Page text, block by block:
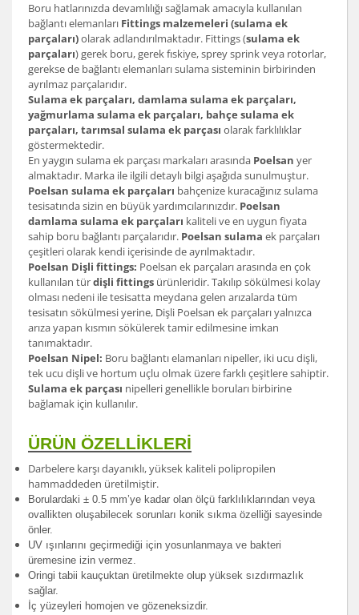
Boru hatlarınızda devamlılığı sağlamak amacıyla kullanılan
bağlantı elemanları Fittings malzemeleri (sulama ek
parçaları)olarak adlandırılmaktadır. Fittings (sulama ek
parçaları) gerek boru, gerek fıskiye, sprey sprink veya rotorlar,
gerekse de bağlantı elemanları sulama sisteminin birbirinden
ayrılmaz parçalarıdır.
Sulama ek parçaları, damlama sulama ek parçaları,
yağmurlama sulama ek parçaları, bahçe sulama ek
parçaları, tarımsal sulama ek parçası olarak farklılıklar
göstermektedir.
En yaygın sulama ek parçası markaları arasında Poelsan yer
almaktadır. Marka ile ilgili detaylı bilgi aşağıda sunulmuştur.
Poelsan sulama ek parçaları bahçenize kuracağınız sulama
tesisatında sizin en büyük yardımcılarınızdır. Poelsan
damlama sulama ek parçaları kaliteli ve en uygun fiyata
sahip boru bağlantı parçalarıdır. Poelsan sulama ek parçaları
çeşitleri olarak kendi içerisinde de ayrılmaktadır.
Poelsan Dişli fittings: Poelsan ek parçaları arasında en çok
kullanılan türdişli fittings ürünleridir. Takılıp sökülmesi kolay
olması nedeni ile tesisatta meydana gelen arızalarda tüm
tesisatın sökülmesi yerine, Dişli Poelsan ek parçaları yalnızca
arıza yapan kısmın sökülerek tamir edilmesine imkan
tanımaktadır.
Poelsan Nipel: Boru bağlantı elamanları nipeller, iki ucu dişli,
tek ucu dişli ve hortum uçlu olmak üzere farklı çeşitlere sahiptir.
Sulama ek parçası nipelleri genellikle boruları birbirine
bağlamak için kullanılır.
ÜRÜN ÖZELLİKLERİ
Darbelere karşı dayanıklı, yüksek kaliteli polipropilen
hammaddeden üretilmiştir.
Borulardaki ± 0.5 mm’ye kadar olan ölçü farklılıklarından veya
ovallikten oluşabilecek sorunları konik sıkma özelliği sayesinde
önler.
UV ışınlarını geçirmediği için yosunlanmaya ve bakteri
üremesine izin vermez.
Oringi tabii kauçuktan üretilmekte olup yüksek sızdırmazlık
sağlar.
İç yüzeyleri homojen ve gözeneksizdir.